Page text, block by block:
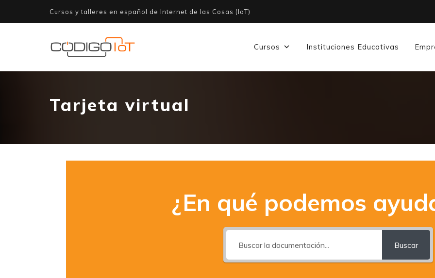
Cursos y talleres en español de Internet de las Cosas (IoT)
Cursos Instituciones Educativas
Tarjeta virtual
¿En qué podemos
Buscar